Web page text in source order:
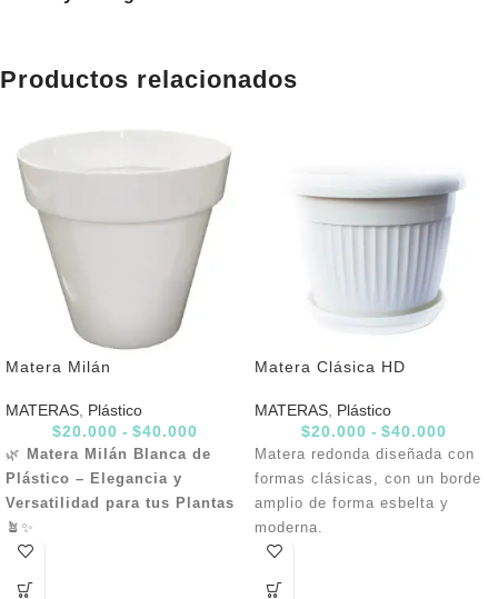
Productos relacionados
Matera Milán
MATERAS Plástico
$20.000 - $40.000
🌿
Matera Milán Blanca de
Plástico – Elegancia y
Versatilidad para tus Plantas
🪴✨
complemento perfecto para
Matera Clásica HD
MATERAS Plástico
$20.000 - $40.000
Matera redonda diseñada con
formas clásicas, con un borde
amplio de forma esbelta y
moderna.